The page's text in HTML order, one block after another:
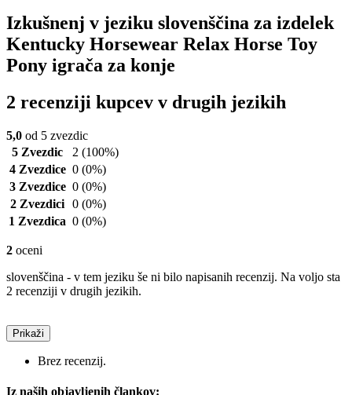
Izkušnenj v jeziku slovenščina za izdelek
Kentucky Horsewear Relax Horse Toy
Pony igrača za konje
2 recenziji kupcev v drugih jezikih
5,0 od 5 zvezdic
5 Zvezdic
2 (100%)
4 Zvezdice 0 (0%)
3 Zvezdice 0 (0%)
2 Zvezdici 0 (0%)
1 Zvezdica 0 (0%)
2 oceni
slovenščina - v tem jeziku še ni bilo napisanih recenzij. Na voljo sta
2 recenziji v drugih jezikih.
Prikaži
Brez recenzij.
Iz naših objavljenih člankov: